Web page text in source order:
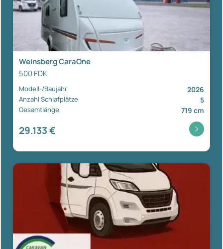
Weinsberg CaraOne
500 FDK
Modell-/Baujahr 2026
Anzahl Schlafplätze 5
Gesamtlänge 719 cm
29.133 €